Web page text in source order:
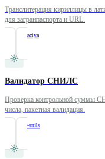
Транслитерация кириллицы в
для загранпаспорта и URL.
transliteraciya
Валидатор СНИЛС
Проверка контрольной суммы
числа, пакетная валидация.
validator-snils